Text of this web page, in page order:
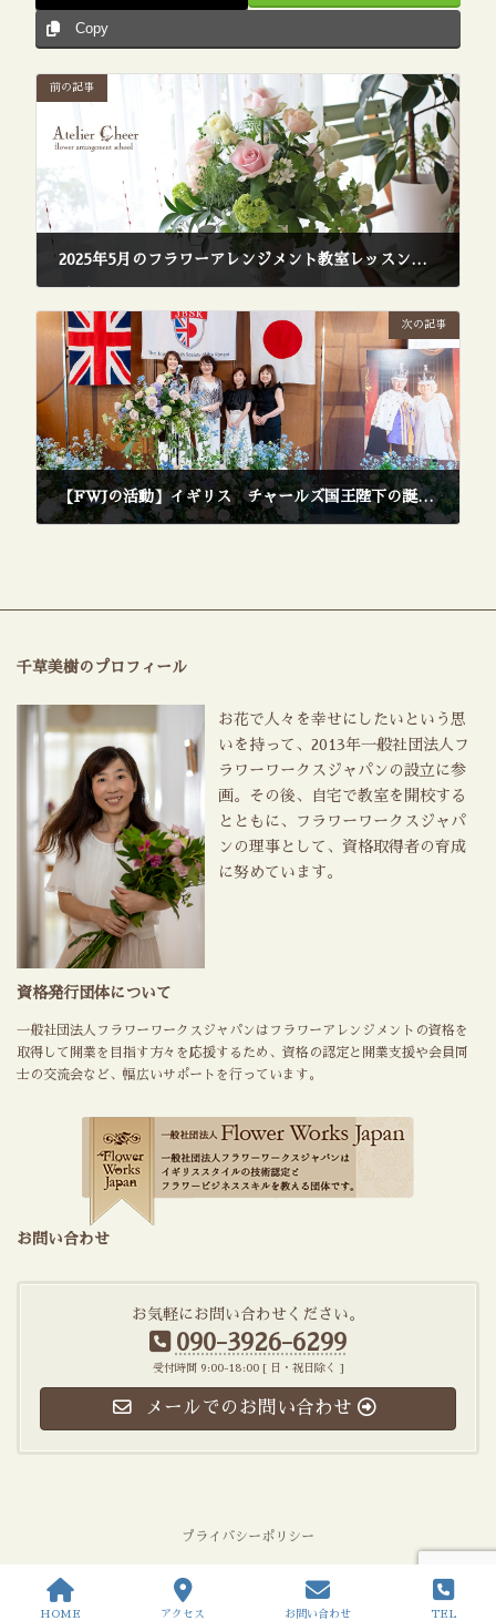
Copy
前の記事
2025年5月のフラワーアレンジメント教室レッスン風景【兵庫県西宮市】
次の記事
【FWJの活動】イギリス チャールズ国王陛下の誕生日祝賀パーティーに参加しました
千草美樹のプロフィール
お花で人々を幸せにしたいという思
いを持って、2013年一般社団法人フ
ラワーワークスジャパンの設立に参
画。その後、自宅で教室を開校する
とともに、フラワーワークスジャパ
ンの理事として、資格取得者の育成
に努めています。
資格発行団体について
一般社団法人フラワーワークスジャパンはフラワーアレンジメントの資格を
取得して開業を目指す方々を応援するため、資格の認定と開業支援や会員同
士の交流会など、幅広いサポートを行っています。
お問い合わせ
お気軽にお問い合わせください。
090-3926-6299
受付時間 9:00-18:00 [ 日・祝日除く ]
メールでのお問い合わせ
プライバシーポリシー
Copyright © Atelier Cheer All Rights Reserved.
HOME アクセス お問い合わせ TEL